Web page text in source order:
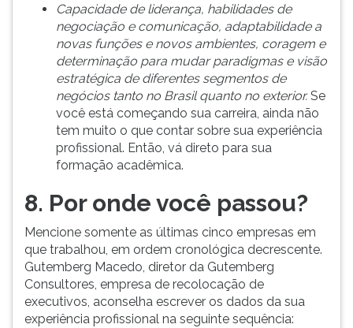
Capacidade de liderança, habilidades de
negociação e comunicação, adaptabilidade a
novas funções e novos ambientes, coragem e
determinação para mudar paradigmas e visão
estratégica de diferentes segmentos de
negócios tanto no Brasil quanto no exterior.Se
você está começando sua carreira, ainda não
tem muito o que contar sobre sua experiência
profissional. Então, vá direto para sua
formação acadêmica.
8. Por onde você passou?
Mencione somente as últimas cinco empresas em
que trabalhou, em ordem cronológica decrescente.
Gutemberg Macedo, diretor da Gutemberg
Consultores, empresa de recolocação de
executivos, aconselha escrever os dados da sua
experiência profissional na seguinte sequência: